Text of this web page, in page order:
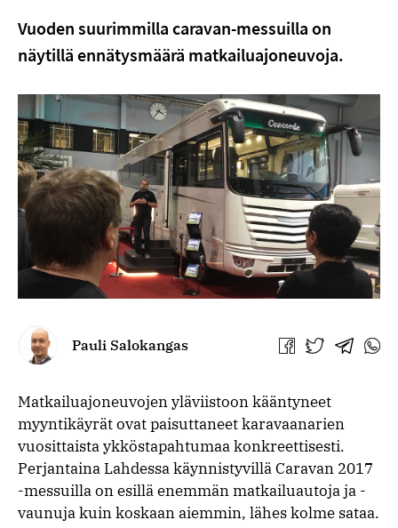
Vuoden suurimmilla caravan-messuilla on
näytillä ennätysmäärä matkailuajoneuvoja.
Pauli Salokangas
Jaa Jaa Jaa Jaa
Matkailuajoneuvojen yläviistoon kääntyneet
myyntikäyrät ovat paisuttaneet karavaanarien
vuosittaista ykköstapahtumaa konkreettisesti.
Perjantaina Lahdessa käynnistyvillä Caravan 2017
-messuilla on esillä enemmän matkailuautoja ja -
vaunuja kuin koskaan aiemmin, lähes kolme sataa.